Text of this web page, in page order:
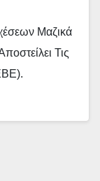
Μαζικά
Τις